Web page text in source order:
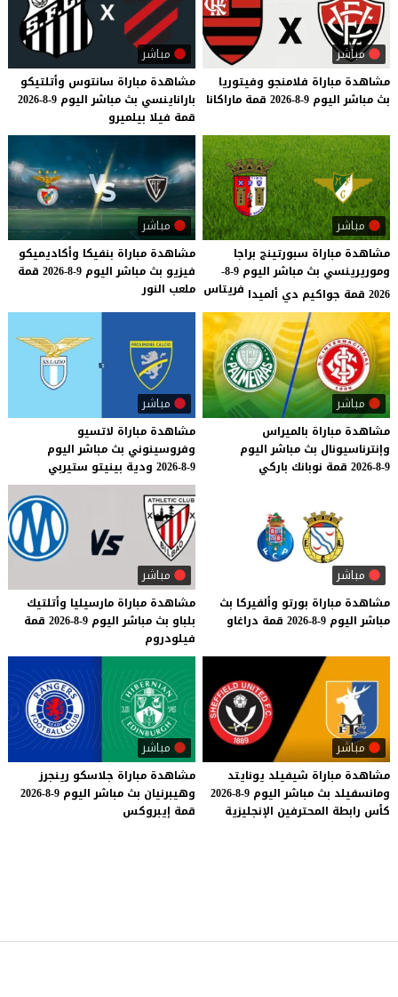
مباشر
مشاهدة مباراة فلامنجو وفيتوريا
بث مباشر اليوم 9-8-2026 قمة ماراكانا
مباشر
مشاهدة مباراة سانتوس وأتلتيكو
باراناينسي بث مباشر اليوم 9-8-2026
قمة فيلا بيلميرو
مباشر
مشاهدة مباراة سبورتينج براجا
وموريرينسي بث مباشر اليوم 9-8-
2026 قمة جواكيم دي ألميدا
فريتاس
مباشر
مشاهدة مباراة بنفيكا وأكاديميكو
فيزيو بث مباشر اليوم 9-8-2026
قمة
ملعب النور
مباشر
مشاهدة مباراة بالميراس
وإنترناسيونال بث مباشر اليوم
9-8-2026
قمة نوبانك باركي
مباشر
مشاهدة مباراة لاتسيو
وفروسينوني بث مباشر اليوم
9-8-2026
ودية بينيتو ستيربي
مباشر
مشاهدة مباراة بورتو وألفيركا بث
مباشر اليوم 9-8-2026 قمة دراغاو
مباشر
مشاهدة مباراة مارسيليا وأتلتيك
بلباو بث مباشر اليوم 9-8-2026
قمة
فيلودروم
مباشر
مشاهدة مباراة شيفيلد يونايتد
ومانسفيلد بث مباشر اليوم 9-8-2026
كأس رابطة المحترفين الإنجليزية
مباشر
مشاهدة مباراة جلاسكو رينجرز
وهيبرنيان بث مباشر اليوم 9-8-2026
قمة إيبروكس